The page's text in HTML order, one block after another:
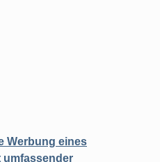
Werbung eines
umfassender